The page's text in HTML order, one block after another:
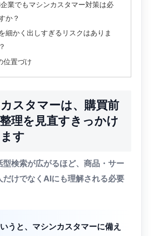
業でもマシンカスタマー対策は必
か？
細かく出しすぎるリスクはありま
位置づけ
スタマーは、購買前
理を見直すきっかけ
す
型検索が広がるほど、商品・サー
だけでなくAIにも理解される必要
うと、マシンカスタマーに備え